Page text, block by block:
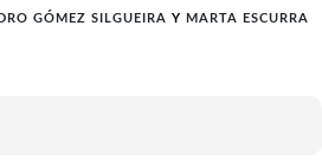
GÓMEZ SILGUEIRA Y MARTA ESCURRA